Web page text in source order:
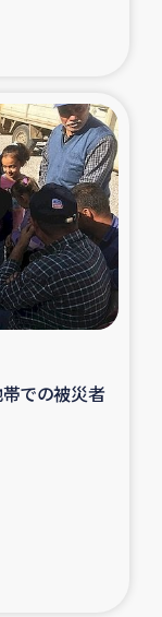
援
畑改善事業
支援
事業
帯での被災者